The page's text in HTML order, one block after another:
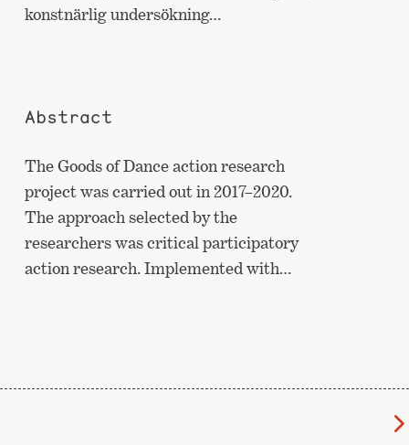
konstnärlig undersökning…
Abstract
The Goods of Dance action research
project was carried out in 2017–2020.
The approach selected by the
researchers was critical participatory
action research. Implemented with…